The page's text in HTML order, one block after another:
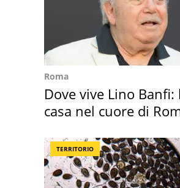
Roma
Dove vive Lino Banfi:
casa nel cuore di
TERRITORIO